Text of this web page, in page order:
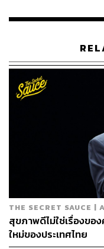
ว่า ‘Holistic’ จะฮิตใน
แต่ละคน ทุกโปรแกรม
ในทุกแง่มุม ตั้งแต่โภช
สมาธิ ไปจนถึงการปรั
2. ความสมดุลระหว่
ชีวาศรมนำเอาศาสต
และโภชนาการ มาผส
การฝังเข็ม และโยคะ
ทรีตเมนต์หลากหลาย แ
ร่างกายและจิตใจกลับ
THE SECRET SAUCE |
สุขภาพดีไม่ใช่เรื่องขอ
ใหม่ของประเทศไทย